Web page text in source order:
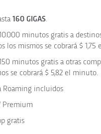
160 GIGAS
minutos gratis a
los mismos se cobrará $ 1,75
minutos gratis a otras
se cobrará $ 5,82 el minuto.
Roaming incluidos
Premium
gratis